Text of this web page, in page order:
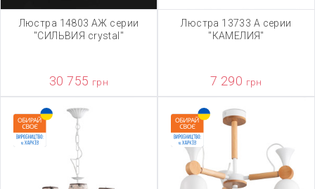
Люстра 14803 АЖ серии
"СИЛЬВИЯ crystal"
30 755 грн
Люстра 13733 А серии
"КАМЕЛИЯ"
7 290 грн